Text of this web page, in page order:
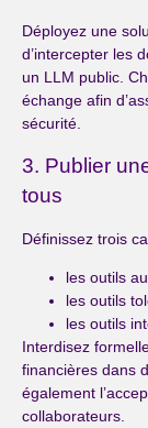
Déployez une
d’intercepter les
un LLM public.
échange afin
sécurité.
3. Publier
tous
Définissez trois
les outils
les outils
les outils
Interdisez
financières dans
également
collaborateurs.